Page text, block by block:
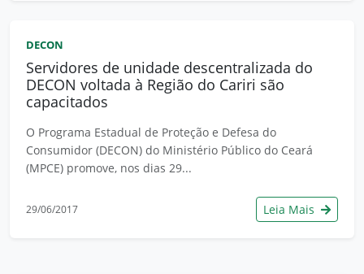
DECON
Servidores de unidade descentralizada do
DECON voltada à Região do Cariri são
capacitados
O Programa Estadual de Proteção e Defesa do
Consumidor (DECON) do Ministério Público do Ceará
(MPCE) promove, nos dias 29...
29/06/2017 Leia Mais